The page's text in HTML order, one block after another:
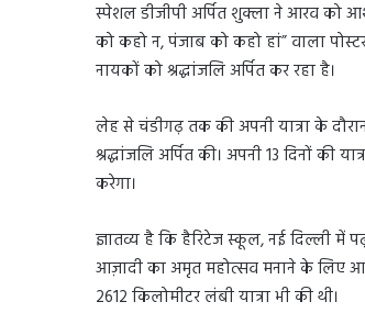
स्पेशल डीजीपी अर्पित शुक्ला ने आरव को
को कहो न, पंजाब को कहो हां” वाला
नायकों को श्रद्धांजलि अर्पित कर रहा है।
लेह से चंडीगढ़ तक की अपनी यात्रा के
श्रद्धांजलि अर्पित की। अपनी 13 दिनों की
करेगा।
ज्ञातव्य है कि हैरिटेज स्कूल, नई दिल्ली में
आज़ादी का अमृत महोत्सव मनाने के लिए
2612 किलोमीटर लंबी यात्रा भी की थी।